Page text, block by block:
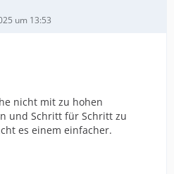
um 13:53
nicht mit zu hohen
und Schritt für Schritt zu
es einem einfacher.